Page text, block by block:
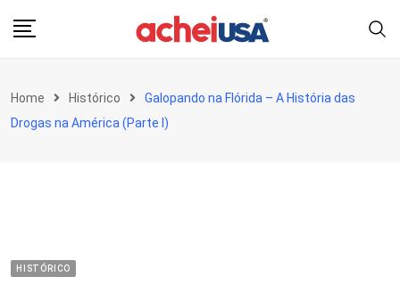
Home Histórico
Galopando na Flórida – A História das
Drogas na América (Parte I)
HISTÓRICO